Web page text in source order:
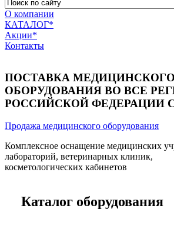
О компании
КАТАЛОГ*
Акции*
Контакты
ПОСТАВКА МЕДИЦИНСКОГО
ОБОРУДОВАНИЯ ВО ВСЕ
РОССИЙСКОЙ ФЕДЕРАЦИИ С
Продажа медицинского оборудования
Комплексное оснащение медицинских
лабораторий, ветеринарных клиник,
косметологических кабинетов
Каталог оборудования